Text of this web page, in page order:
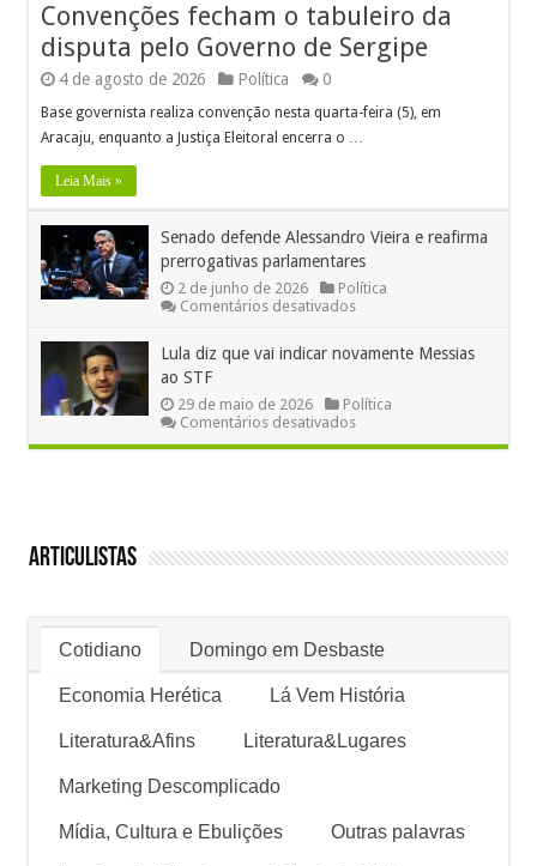
Convenções fecham o tabuleiro da
disputa pelo Governo de Sergipe
4 de agosto de 2026 Política 0
Base governista realiza convenção nesta quarta-feira (5), em
Aracaju, enquanto a Justiça Eleitoral encerra o …
Leia Mais »
Senado defende Alessandro Vieira e reafirma
prerrogativas parlamentares
2 de junho de 2026
Política
Comentários desativadosem
Alessandro
e
reafirma
prerrogativas
parlamentares
Lula diz que vai indicar novamente Messias
ao STF
29 de maio de 2026
Política
Comentários desativadosem
Messias
ao
Articulistas
Cotidiano Domingo em Desbaste
Economia Herética Lá Vem História
Literatura&Afins Literatura&Lugares
Marketing Descomplicado
Mídia, Cultura e Ebulições Outras palavras